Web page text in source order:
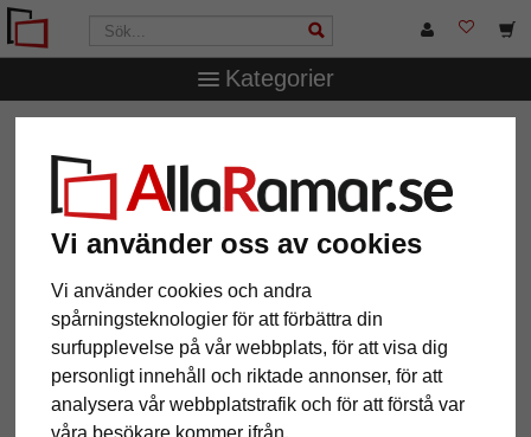
Vi använder oss av cookies
Vi använder cookies och andra
spårningsteknologier för att förbättra din
surfupplevelse på vår webbplats, för att visa dig
personligt innehåll och riktade annonser, för att
analysera vår webbplatstrafik och för att förstå var
våra besökare kommer ifrån.
Kategorier
12 Artiklar Populärast
Grid